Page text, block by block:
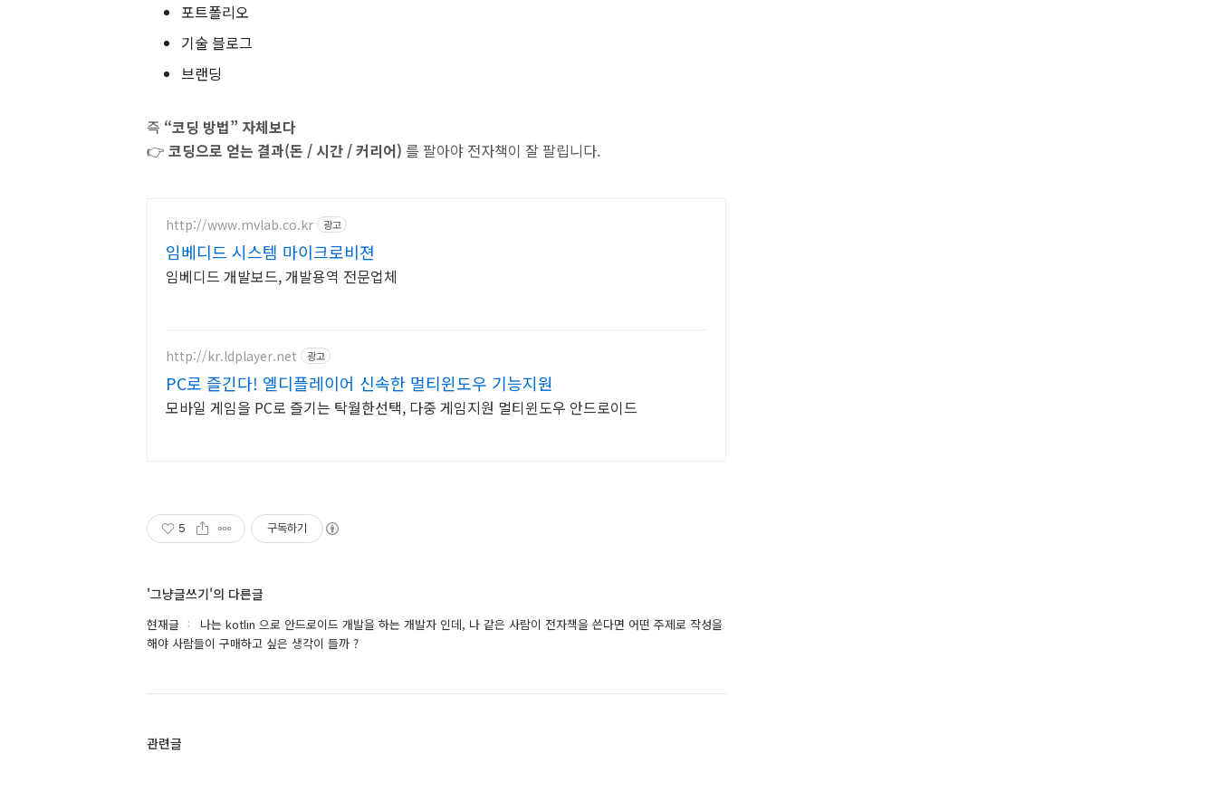
포트폴리오
기술 블로그
브랜딩
즉 “코딩 방법” 자체보다
👉 코딩으로 얻는 결과(돈 / 시간 / 커리어) 를 팔아야 전자책이 잘 팔립니다.
http://www.mvlab.co.kr 광고
임베디드 시스템 마이크로비젼
임베디드 개발보드, 개발용역 전문업체
http://kr.ldplayer.net 광고
PC로 즐긴다! 엘디플레이어 신속한 멀티윈도우 기능지원
모바일 게임을 PC로 즐기는 탁월한선택, 다중 게임지원 멀티윈도우 안드로이드
5 구독하기
'그냥글쓰기'의 다른글
현재글
나는 kotlin 으로 안드로이드 개발을 하는 개발자 인데, 나 같은 사람이 전자책을 쓴다면 어떤 주제로 작성을
해야 사람들이 구매하고 싶은 생각이 들까 ?
관련글